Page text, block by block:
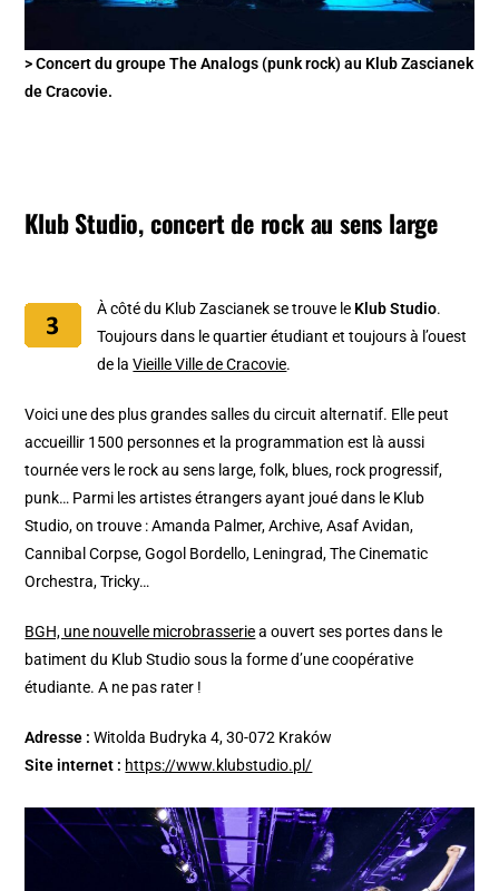
> Concert du groupe The Analogs (punk rock) au Klub Zascianek
de Cracovie.
Klub Studio, concert de rock au sens large
À côté du Klub Zascianek se trouve le Klub Studio.
Toujours dans le quartier étudiant et toujours à l’ouest
de laVieille Ville de Cracovie.
Voici une des plus grandes salles du circuit alternatif. Elle peut
accueillir 1500 personnes et la programmation est là aussi
tournée vers le rock au sens large, folk, blues, rock progressif,
punk… Parmi les artistes étrangers ayant joué dans le Klub
Studio, on trouve : Amanda Palmer, Archive, Asaf Avidan,
Cannibal Corpse, Gogol Bordello, Leningrad, The Cinematic
Orchestra, Tricky…
BGH, une nouvelle microbrasseriea ouvert ses portes dans le
batiment du Klub Studio sous la forme d’une coopérative
étudiante. A ne pas rater !
Adresse : Witolda Budryka 4, 30-072 Kraków
Site internet : https://www.klubstudio.pl/